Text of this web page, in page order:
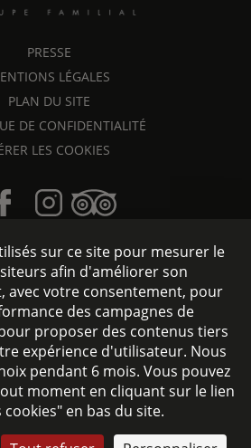
PRESSE
LÉGALES
PLAN DU SITE
DE CONFIDENTIALITÉ
LES COOKIES
aux personnes à mobilité réduite
réservés © 2026 Signature Hôtel
Prés - Création :Agence WEBCOM
NOUS
sur ce site pour mesurer le
afin d'améliorer son
avec votre consentement, pour
des campagnes de
proposer des contenus tiers
expérience d'utilisateur. Nous
pendant 6 mois. Vous pouvez
moment en cliquant sur le lien
cookies" en bas du site.